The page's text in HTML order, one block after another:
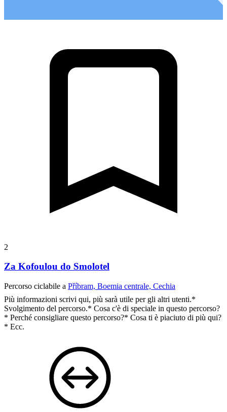
2
Za Kofoulou do Smolotel
Percorso ciclabile a Příbram, Boemia centrale, Cechia
Più informazioni scrivi qui, più sarà utile per gli altri utenti.*
Svolgimento del percorso.* Cosa c'è di speciale in questo percorso?
* Perché consigliare questo percorso?* Cosa ti è piaciuto di più qui?
* Ecc.